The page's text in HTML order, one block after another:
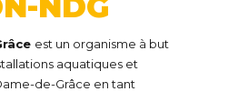
est un organisme à but
aquatiques et
de-Grâce en tant